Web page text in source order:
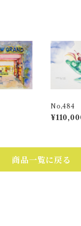
No,484
商品一覧に戻る